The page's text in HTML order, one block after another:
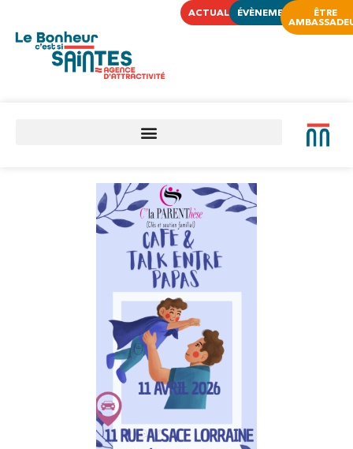
ACTUALITÉSÉVÈNEMENTS
ÊTRE